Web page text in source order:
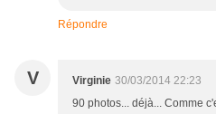
Répondre
V Virginie 30/03/2014 22:23
90 photos... déjà... Comme